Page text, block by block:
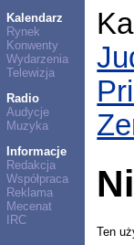
Kalendarz
Rynek
Konwenty
Wydarzenia
Telewizja
Radio
Audycje
Muzyka
Informacje
Redakcja
Współpraca
Reklama
Mecenat
IRC
Ten